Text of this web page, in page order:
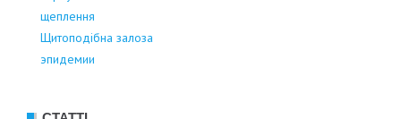
щеплення
Щитоподібна залоза
эпидемии